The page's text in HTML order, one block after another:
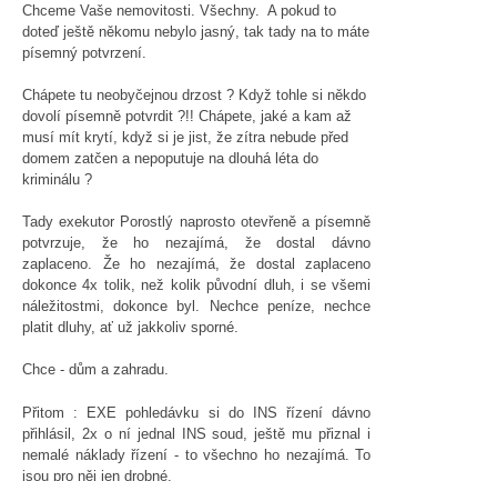
Chceme Vaše nemovitosti. Všechny. A pokud to
doteď ještě někomu nebylo jasný, tak tady na to máte
písemný potvrzení.
Chápete tu neobyčejnou drzost ? Když tohle si někdo
dovolí písemně potvrdit ?!! Chápete, jaké a kam až
musí mít krytí, když si je jist, že zítra nebude před
domem zatčen a nepoputuje na dlouhá léta do
kriminálu ?
Tady exekutor Porostlý naprosto otevřeně a písemně
potvrzuje, že ho nezajímá, že dostal dávno
zaplaceno. Že ho nezajímá, že dostal zaplaceno
dokonce 4x tolik, než kolik původní dluh, i se všemi
náležitostmi, dokonce byl. Nechce peníze, nechce
platit dluhy, ať už jakkoliv sporné.
Chce - dům a zahradu.
Přitom : EXE pohledávku si do INS řízení dávno
přihlásil, 2x o ní jednal INS soud, ještě mu přiznal i
nemalé náklady řízení - to všechno ho nezajímá. To
jsou pro něj jen drobné.